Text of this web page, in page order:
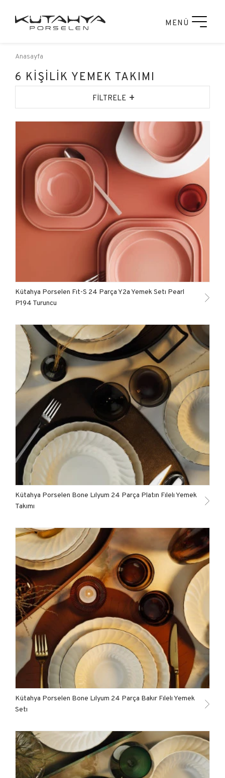
MENÜ
Anasayfa
6 KİŞİLİK YEMEK TAKIMI
FİLTRELE +
Kütahya Porselen Fıt-S 24 Parça Y2a Yemek Setı Pearl
P194 Turuncu
Kütahya Porselen Bone Lılyum 24 Parça Platın Fılelı Yemek
Takımı
Kütahya Porselen Bone Lılyum 24 Parça Bakır Fılelı Yemek
Setı